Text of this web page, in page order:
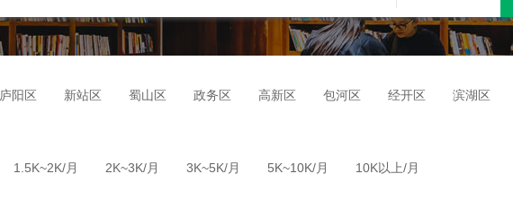
庐阳区 新站区 蜀山区 政务区 高新区 包河区 经开区 滨湖区
1.5K~2K/月 2K~3K/月 3K~5K/月 5K~10K/月 10K以上/月